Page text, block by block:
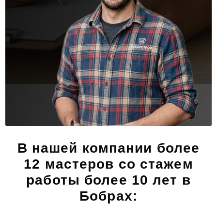
В нашей компании более
12 мастеров со стажем
работы более 10 лет в
Бобрах: